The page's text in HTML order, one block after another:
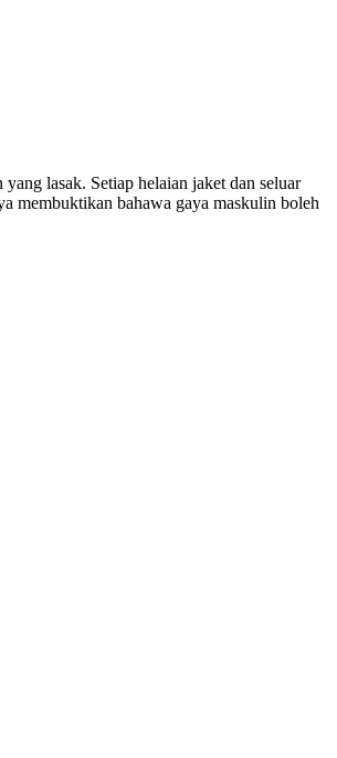
lasak. Setiap helaian jaket dan seluar
membuktikan bahawa gaya maskulin boleh